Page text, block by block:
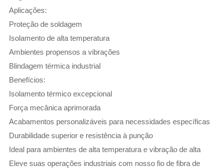
Aplicações:
Proteção de soldagem
Isolamento de alta temperatura
Ambientes propensos a vibrações
Blindagem térmica industrial
Benefícios:
Isolamento térmico excepcional
Força mecânica aprimorada
Acabamentos personalizáveis ​​para necessidades específicas
Durabilidade superior e resistência à punção
Ideal para ambientes de alta temperatura e vibração de alta
Eleve suas operações industriais com nosso fio de fibra de